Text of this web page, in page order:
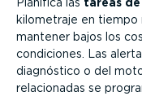
kilometraje en tiempo
mantener bajos los
condiciones. Las
diagnóstico o del
relacio­nadas se